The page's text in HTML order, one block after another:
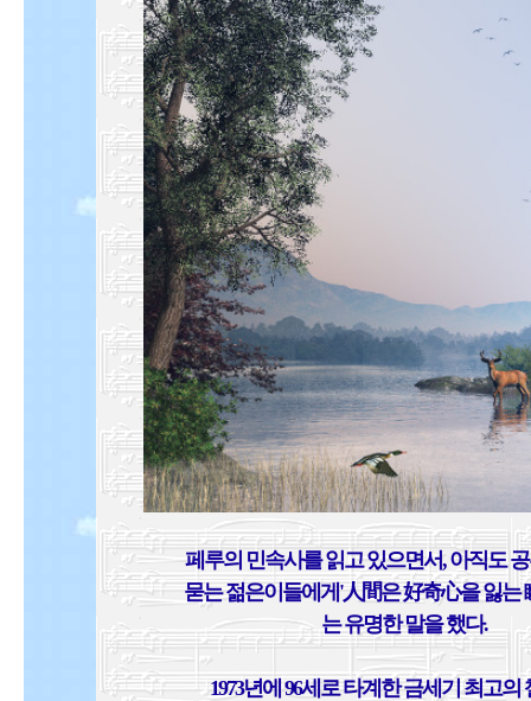
페루의 민속사를 읽고 있으면서, 아직도
묻는 젊은이들에게'人間은 好奇心을 잃는
는 유명한 말을 했다.
1973년에 96세로 타계한 금세기 최고의